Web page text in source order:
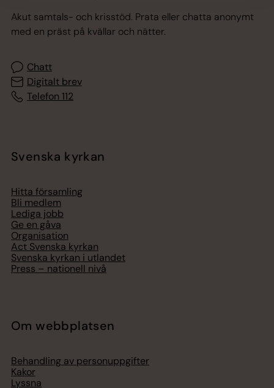
Akut samtals- och krisstöd. Prata eller chatta anonymt
med en präst på kvällar och nätter.
Chatt
Digitalt brev
Telefon 112
Svenska kyrkan
Hitta församling
Bli medlem
Lediga jobb
Ge en gåva
Organisation
Act Svenska kyrkan
Svenska kyrkan i utlandet
Press – nationell nivå
Om webbplatsen
Behandling av personuppgifter
Kakor
Lyssna